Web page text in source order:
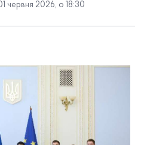
червня 2026, о 18:30